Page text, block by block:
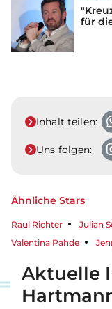
für
Inhalt teilen:
Uns folgen:
Ähnliche Stars
Raul Richter Julian
Valentina Pahde
Aktuelle